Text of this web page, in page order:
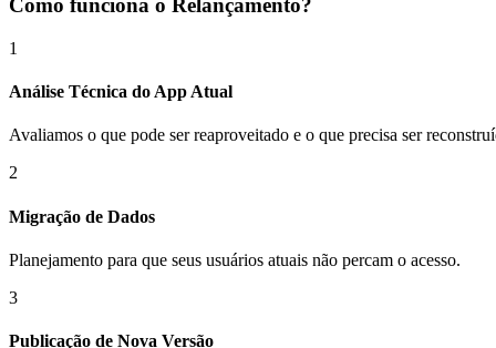
Como funciona o Relançamento?
1
Análise Técnica do App Atual
Avaliamos o que pode ser reaproveitado e o que precisa ser
2
Migração de Dados
Planejamento para que seus usuários atuais não percam o acesso.
3
Publicação de Nova Versão